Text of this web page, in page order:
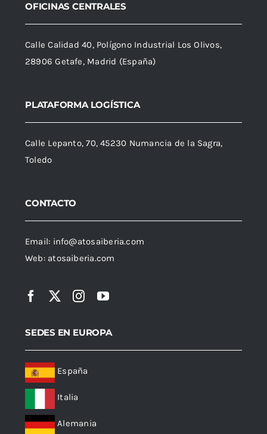
OFICINAS CENTRALES
Calle Calidad 40, Polígono Industrial Los Olivos,
28906 Getafe, Madrid (España)
PLATAFORMA LOGÍSTICA
Calle Lepanto, 70, 45230 Numancia de la Sagra,
Toledo
CONTACTO
Email: info@atosaiberia.com
Web: atosaiberia.com
SEDES EN EUROPA
España
Italia
Alemania